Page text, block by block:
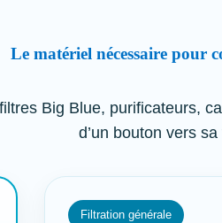
Le matériel nécessaire pour
Big Blue, purificateurs,
d’un bouton vers
Filtration générale